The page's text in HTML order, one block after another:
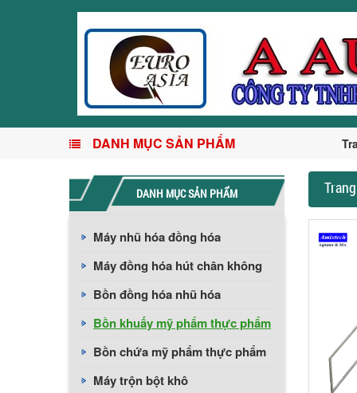
DANH MỤC SẢN PHẨM
DANH MỤC SẢN PHẨM
Máy nhũ hóa đồng hóa
Máy đồng hóa hút chân không
Bồn đồng hóa nhũ hóa
Bồn khuấy mỹ phẩm thực phẩm
Bồn chứa mỹ phẩm thực phẩm
Máy trộn bột khô